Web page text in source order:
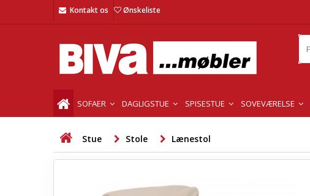
Kontakt os Ønskeliste
SOFAER DAGLIGSTUE SPISESTUE SOVEVÆRELSE
Stue Stole Lænestol